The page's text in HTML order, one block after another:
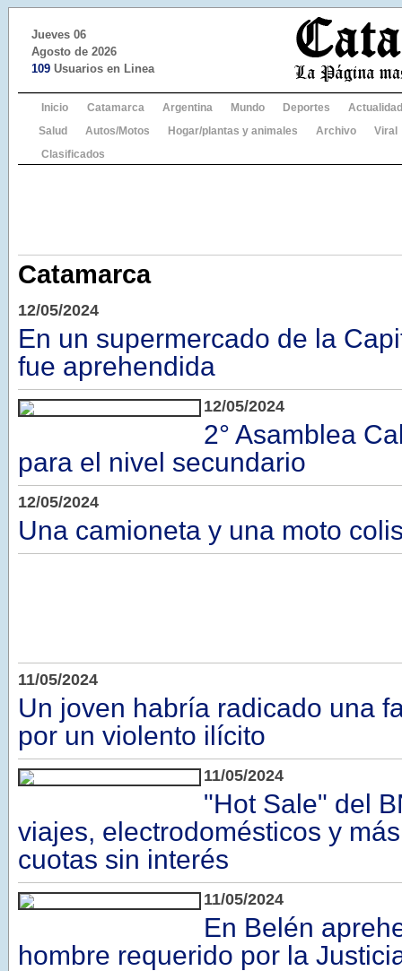
Jueves 06
Agosto de 2026
109 Usuarios en Linea
Inicio Catamarca Argentina Mundo Deportes
Actualidad
Salud
Autos/Motos Hogar/plantas y animales Archivo
Viral
Clasificados
Catamarca
12/05/2024
En un supermercado de la
fue aprehendida
12/05/2024
2° Asamblea
para el nivel secundario
12/05/2024
Una camioneta y una moto
11/05/2024
Un joven habría radicado una
por un violento ilícito
11/05/2024
"Hot Sale" del
viajes, electrodomésticos y
cuotas sin interés
11/05/2024
En Belén
hombre requerido por la